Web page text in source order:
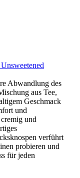
Abwandlung des
aus Tee,
Geschmack
und
und
verführt
probieren und
für jeden